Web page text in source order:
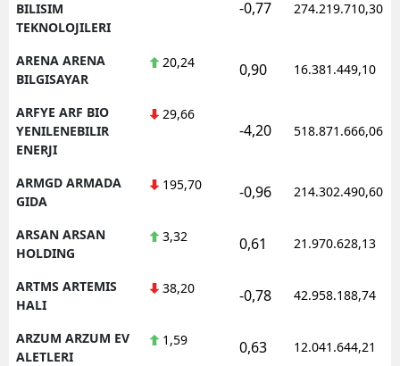
BILISIM
TEKNOLOJILERI
-0,77 274.219.710,30
ARENA ARENA
BILGISAYAR
20,24 0,90 16.381.449,10
ARFYE ARF BIO
YENILENEBILIR
ENERJI
29,66
-4,20 518.871.666,06
ARMGD ARMADA
GIDA
195,70 -0,96 214.302.490,60
ARSAN ARSAN
HOLDING
3,32 0,61 21.970.628,13
ARTMS ARTEMIS
HALI
38,20 -0,78 42.958.188,74
ARZUM ARZUM EV
ALETLERI
1,59 0,63 12.041.644,21